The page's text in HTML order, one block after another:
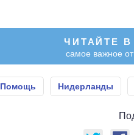
ЧИТАЙТЕ В
самое важное
Помощь Нидерланды